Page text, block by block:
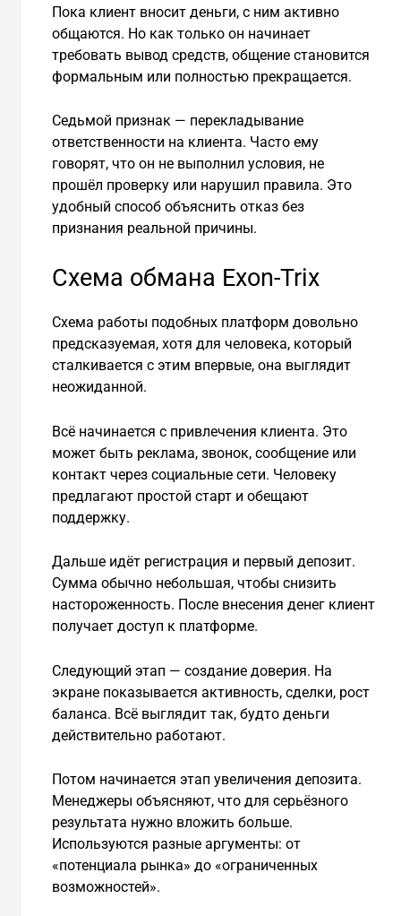
Пока клиент вносит деньги, с ним активно
общаются. Но как только он начинает
требовать вывод средств, общение становится
формальным или полностью прекращается.
Седьмой признак — перекладывание
ответственности на клиента. Часто ему
говорят, что он не выполнил условия, не
прошёл проверку или нарушил правила. Это
удобный способ объяснить отказ без
признания реальной причины.
Схема обмана Exon-Trix
Схема работы подобных платформ довольно
предсказуемая, хотя для человека, который
сталкивается с этим впервые, она выглядит
неожиданной.
Всё начинается с привлечения клиента. Это
может быть реклама, звонок, сообщение или
контакт через социальные сети. Человеку
предлагают простой старт и обещают
поддержку.
Дальше идёт регистрация и первый депозит.
Сумма обычно небольшая, чтобы снизить
настороженность. После внесения денег клиент
получает доступ к платформе.
Следующий этап — создание доверия. На
экране показывается активность, сделки, рост
баланса. Всё выглядит так, будто деньги
действительно работают.
Потом начинается этап увеличения депозита.
Менеджеры объясняют, что для серьёзного
результата нужно вложить больше.
Используются разные аргументы: от
«потенциала рынка» до «ограниченных
возможностей».